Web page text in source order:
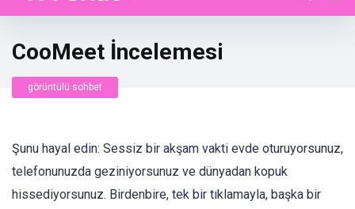
CooMeet İncelemesi
görüntülü sohbet
Şunu hayal edin: Sessiz bir akşam vakti evde oturuyorsunuz,
telefonunuzda geziniyorsunuz ve dünyadan kopuk
hissediyorsunuz. Birdenbire, tek bir tıklamayla, başka bir